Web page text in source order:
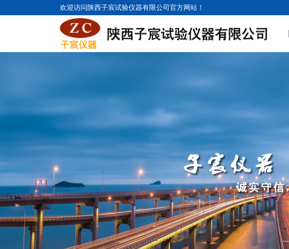
欢迎访问陕西子宸试验仪器有限公司官方网站！